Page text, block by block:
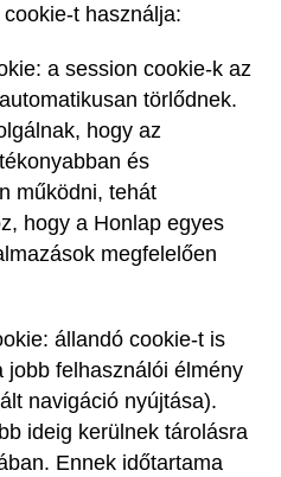
t használja:
a session cookie-k az
törlődnek.
hogy az
és
működni, tehát
hogy a Honlap egyes
megfelelően
állandó cookie-t is
jobb felhasználói élmény
navigáció nyújtása).
ideig kerülnek tárolásra
Ennek időtartama